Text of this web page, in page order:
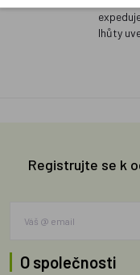
lhůty
Registrujte se k
O společnosti